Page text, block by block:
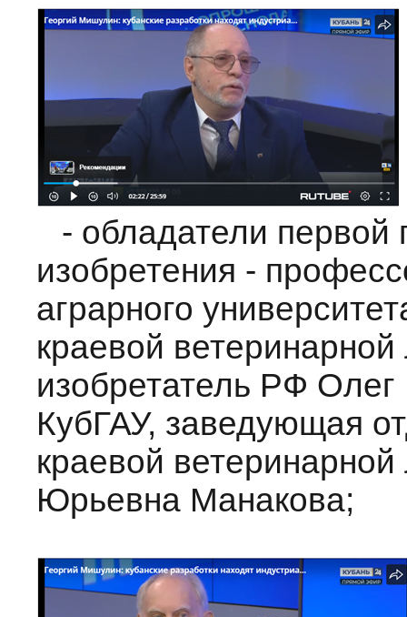
- обладатели первой
изобретения -
аграрного
краевой
изобретатель РФ
КубГАУ, заведующая
краевой
Юрьевна Манакова;